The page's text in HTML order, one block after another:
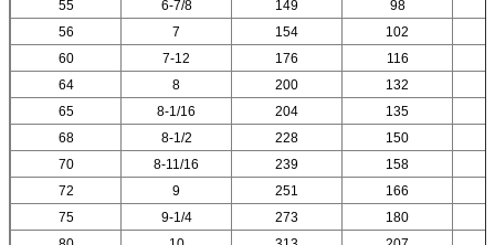
55
6-7/8 149
98
56
7 154
102
60
7-12 176
116
64
8 200
132
65
8-1/16 204
135
68
8-1/2 228
150
70
8-11/16 239 158
72
9 251
166
75
9-1/4 273
180